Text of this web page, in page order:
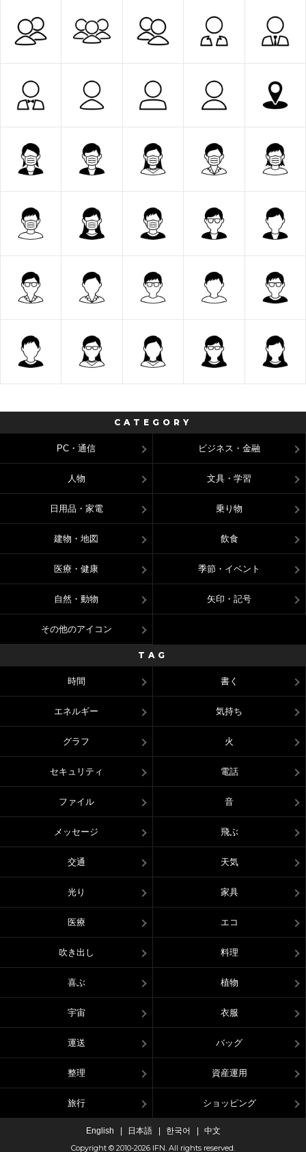
CATEGORY
PC・通信 ビジネス・金融
人物 文具・学習
日用品・家電 乗り物
建物・地図 飲食
医療・健康 季節・イベント
自然・動物 矢印・記号
その他のアイコン
TAG
時間 書く
エネルギー 気持ち
グラフ 火
セキュリティ 電話
ファイル 音
メッセージ 飛ぶ
交通 天気
光り 家具
医療 エコ
吹き出し 料理
喜ぶ 植物
宇宙 衣服
運送 バッグ
整理 資産運用
旅行 ショッピング
English 日本語 한국어
中文
Copyright © 2010-2026 IFN. All rights reserved.